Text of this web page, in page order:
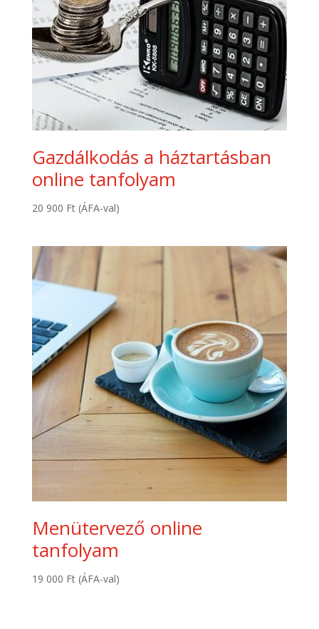
Gazdálkodás a háztartásban
online tanfolyam
20 900 Ft (ÁFA-val)
Menütervező online
tanfolyam
19 000 Ft (ÁFA-val)